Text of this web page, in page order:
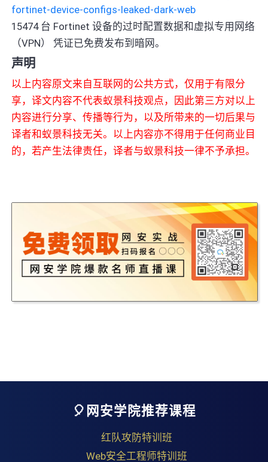
fortinet-device-configs-leaked-dark-web
15474 台 Fortinet 设备的过时配置数据和虚拟专用网络
（VPN） 凭证已免费发布到暗网。
声明
以上内容原文来自互联网的公共方式，仅用于有限分
享，译文内容不代表蚁景科技观点，因此第三方对以上
内容进行分享、传播等行为，以及所带来的一切后果与
译者和蚁景科技无关。以上内容亦不得用于任何商业目
的，若产生法律责任，译者与蚁景科技一律不予承担。
🎈网安学院推荐课程
红队攻防特训班
Web安全工程师特训班